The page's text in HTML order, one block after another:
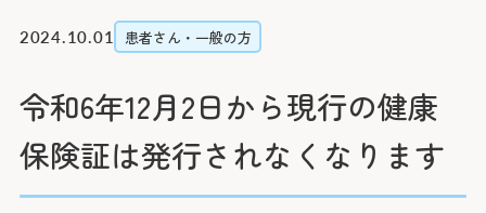
当院について
当院についてTOP
みなとの思い
みなとの医療
受診案内
診療科・センター・部門
2024.10.01 患者さん・一般の方
令和6年12月2日から現行の健康
保険証は発行されなくなります